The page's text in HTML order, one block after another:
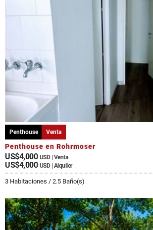
Penthouse Venta
Penthouse en Rohrmoser
US$4,000 USD | Venta
US$4,000 USD | Alquiler
3 Habitaciones / 2.5 Baño(s)